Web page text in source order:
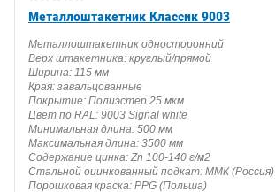
Металлоштакетник Классик 9003
Металлоштакетник односторонний
Верх штакетника: круглый/прямой
Ширина: 115 мм
Края: завальцованные
Покрытие: Полиэстер 25 мкм
Цвет по RAL: 9003 Signal white
Минимальная длина: 500 мм
Максимальная длина: 3500 мм
Содержание цинка: Zn 100-140 г/м2
Стальной оцинкованный подкат: ММК (Россия)
Порошковая краска: PPG (Польша)